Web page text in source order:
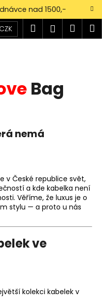
nad 1500,-
CZK
Hledat
Bag
nemá
v České republice svět,
a kde kabelka není
Věříme, že luxus je o
stylu — a proto u nás
ve
kolekci kabelek v